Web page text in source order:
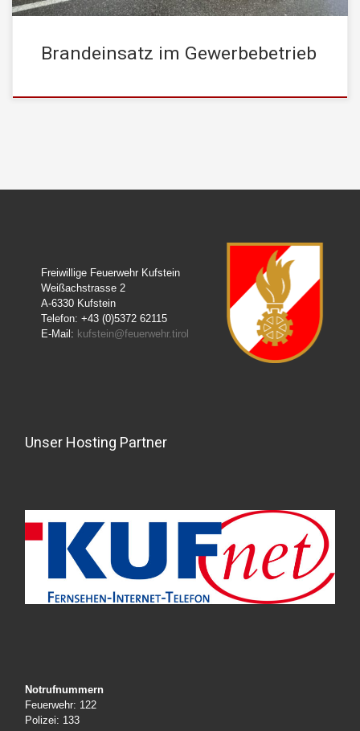
Brandeinsatz im Gewerbebetrieb
Freiwillige Feuerwehr Kufstein
Weißachstrasse 2
A-6330 Kufstein
Telefon: +43 (0)5372 62115
E-Mail: kufstein@feuerwehr.tirol
Unser Hosting Partner
Notrufnummern
Feuerwehr: 122
Polizei: 133